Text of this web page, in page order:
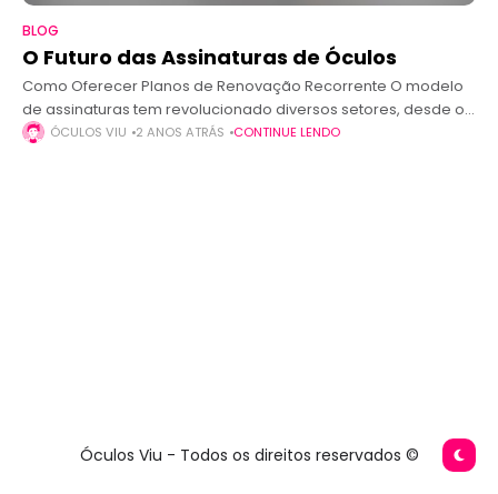
BLOG
O Futuro das Assinaturas de Óculos
Como Oferecer Planos de Renovação Recorrente O modelo
de assinaturas tem revolucionado diversos setores, desde o
entretenimento até produtos de consumo recorrente, como
ÓCULOS VIU 2 ANOS ATRÁS CONTINUE LENDO
Óculos Viu - Todos os direitos reservados ©